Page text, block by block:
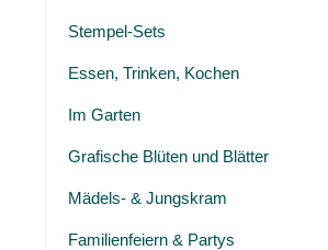
Stempel-Sets
Essen, Trinken, Kochen
Im Garten
Grafische Blüten und Blätter
Mädels- & Jungskram
Familienfeiern & Partys